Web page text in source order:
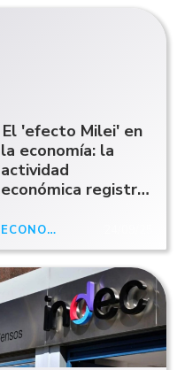
El 'efecto Milei' en
la economía: la
actividad
económica registró
ECONOMÍA